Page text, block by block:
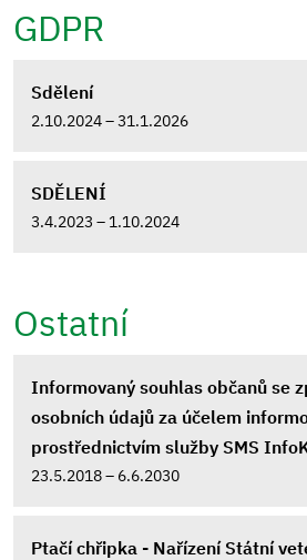
GDPR
Sdělení
2.10.2024 – 31.1.2026
SDĚLENÍ
3.4.2023 – 1.10.2024
Ostatní
Informovaný souhlas občanů se
osobních údajů za účelem
prostřednictvím služby SMS
23.5.2018 – 6.6.2030
Ptačí chřipka - Nařízení Státní